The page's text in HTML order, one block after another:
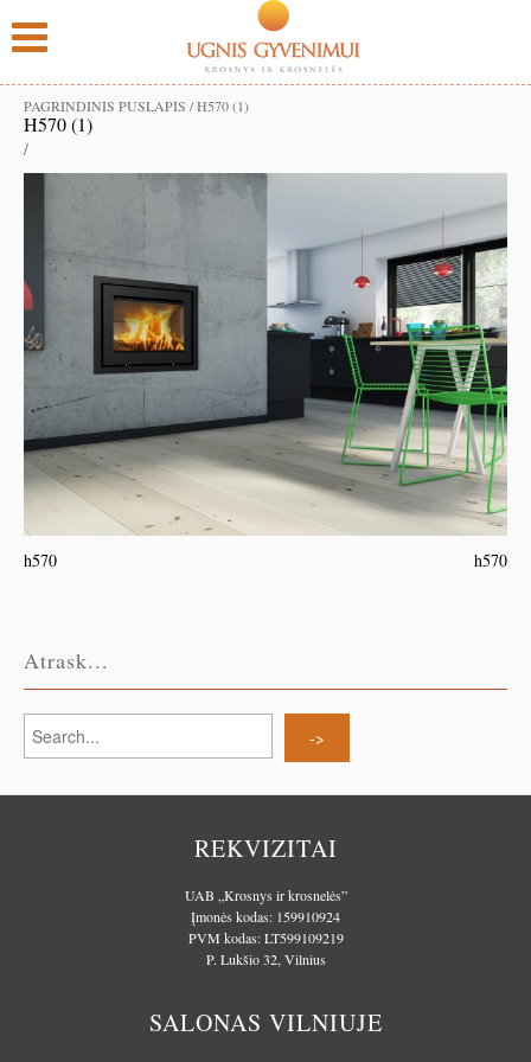
PAGRINDINIS PUSLAPIS /H570 (1)
H570 (1)
/
h570 h570
Atrask...
REKVIZITAI
UAB „Krosnys ir krosnelės”
Įmonės kodas: 159910924
PVM kodas: LT599109219
P. Lukšio 32, Vilnius
SALONAS VILNIUJE